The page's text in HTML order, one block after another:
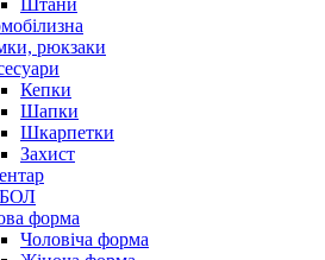
рюкзаки
Кепки
Шапки
Шкарпетки
Захист
форма
Чоловіча форма